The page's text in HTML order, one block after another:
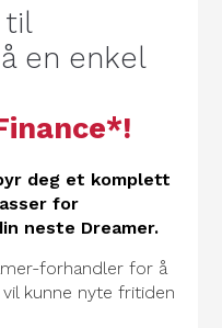
til
en enkel
deg et komplett
for
neste Dreamer.
forhandler for å
kunne nyte fritiden